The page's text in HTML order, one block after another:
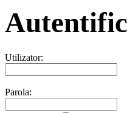
Utilizator:
Parola: